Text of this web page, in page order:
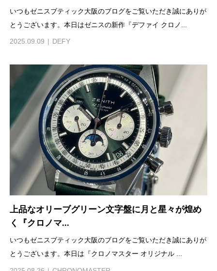
いつもゼニスブティック大阪のブログをご覧いただき誠にありが
とうございます。本日はゼニスの新作『デファイ クロノ...
2025.09.09 DEFY
上品なオリーブグリーン文字盤に月と星々が煌め
く『クロノマ...
いつもゼニスブティック大阪のブログをご覧いただき誠にありが
とうございます。本日は『クロノマスター オリジナル ...